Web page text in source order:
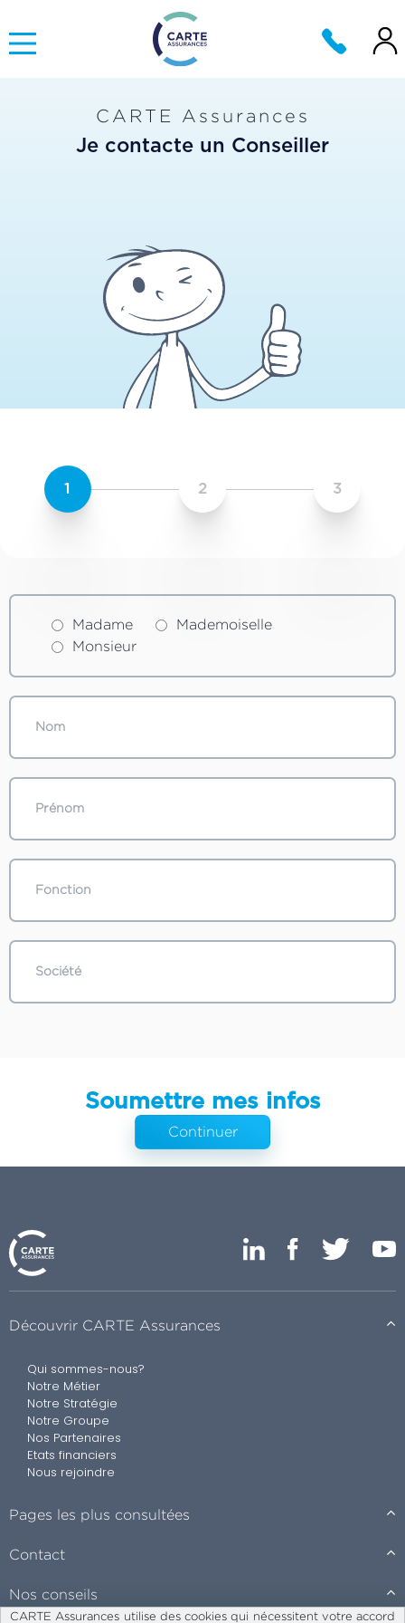
CARTE Assurances
Je contacte un Conseiller
1 2 3
Madame
Mademoiselle
Monsieur
Soumettre mes infos
Continuer
Découvrir CARTE Assurances
Qui sommes-nous?
Notre Métier
Notre Stratégie
Notre Groupe
Nos Partenaires
Etats financiers
Nous rejoindre
Pages les plus consultées
Contact
Nos conseils
CARTE Assurances utilise des cookies qui nécessitent votre accord